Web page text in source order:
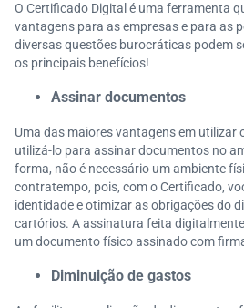
O Certificado Digital é uma ferramenta
vantagens para as empresas e para as
diversas questões burocráticas podem
os principais benefícios!
Assinar documentos
Uma das maiores vantagens em utilizar
utilizá-lo para assinar documentos no
forma, não é necessário um ambiente
contratempo, pois, com o Certificado,
identidade e otimizar as obrigações do
cartórios. A assinatura feita
um documento físico assinado com
Diminuição de gastos